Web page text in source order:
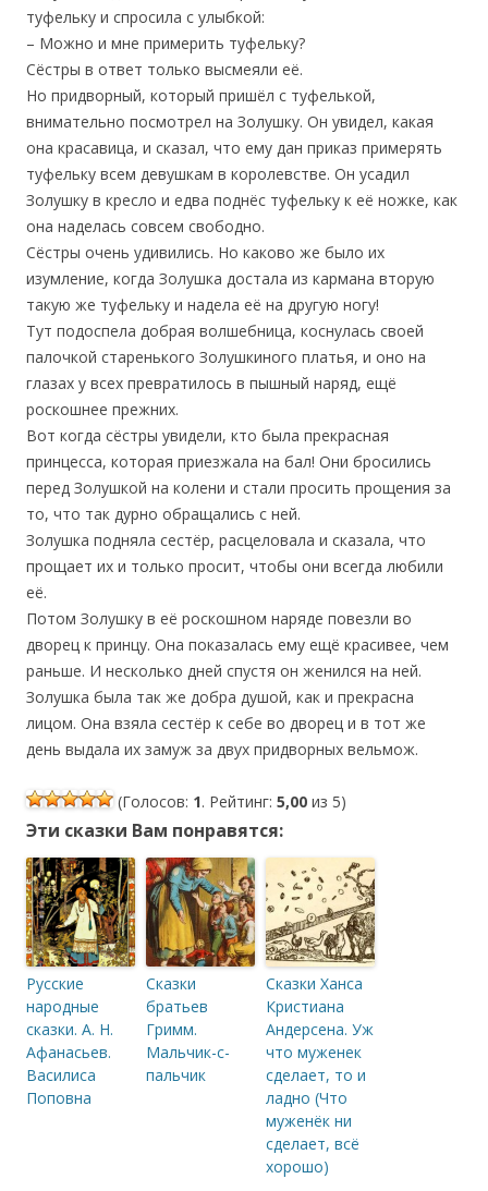
туфельку и спросила с улыбкой:
– Можно и мне примерить туфельку?
Сёстры в ответ только высмеяли её.
Но придворный, который пришёл с туфелькой,
внимательно посмотрел на Золушку. Он увидел, какая
она красавица, и сказал, что ему дан приказ примерять
туфельку всем девушкам в королевстве. Он усадил
Золушку в кресло и едва поднёс туфельку к её ножке, как
она наделась совсем свободно.
Сёстры очень удивились. Но каково же было их
изумление, когда Золушка достала из кармана вторую
такую же туфельку и надела её на другую ногу!
Тут подоспела добрая волшебница, коснулась своей
палочкой старенького Золушкиного платья, и оно на
глазах у всех превратилось в пышный наряд, ещё
роскошнее прежних.
Вот когда сёстры увидели, кто была прекрасная
принцесса, которая приезжала на бал! Они бросились
перед Золушкой на колени и стали просить прощения за
то, что так дурно обращались с ней.
Золушка подняла сестёр, расцеловала и сказала, что
прощает их и только просит, чтобы они всегда любили
её.
Потом Золушку в её роскошном наряде повезли во
дворец к принцу. Она показалась ему ещё красивее, чем
раньше. И несколько дней спустя он женился на ней.
Золушка была так же добра душой, как и прекрасна
лицом. Она взяла сестёр к себе во дворец и в тот же
день выдала их замуж за двух придворных вельмож.
(Голосов: 1. Рейтинг: 5,00 из 5)
Эти сказки Вам понравятся:
Русские
народные
сказки. А. Н.
Афанасьев.
Василиса
Поповна
Сказки
братьев
Гримм.
Мальчик-с-
пальчик
Сказки Ханса
Кристиана
Андерсена. Уж
что муженек
сделает, то и
ладно (Что
муженёк ни
сделает, всё
хорошо)